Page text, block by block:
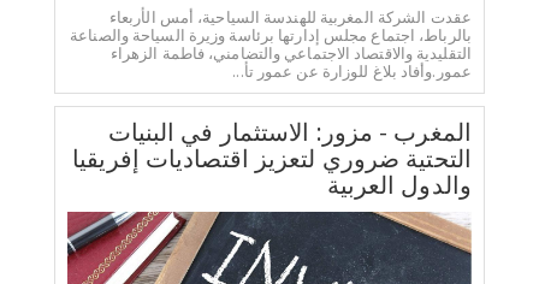
عقدت الشركة المغربية للهندسة السياحية، أمس الأربعاء
بالرباط، اجتماع مجلس إدارتها برئاسة وزيرة السياحة والصناعة
التقليدية والاقتصاد الاجتماعي والتضامني، فاطمة الزهراء
عمور.وأفاد بلاغ للوزارة عن عمور تأ...
المغرب - مزور: الاستثمار في البنيات
التحتية ضروري لتعزيز اقتصاديات إفريقيا
والدول العربية